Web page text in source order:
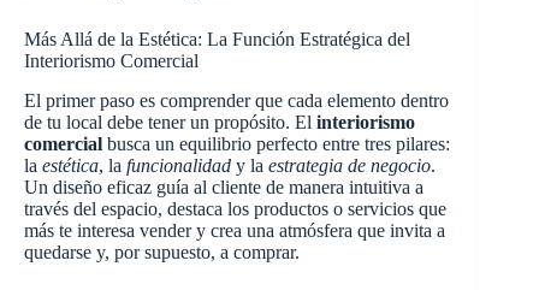
Más Allá de la Estética: La Función Estratégica del
Interiorismo Comercial
El primer paso es comprender que cada elemento dentro
de tu local debe tener un propósito. El interiorismo
comercial busca un equilibrio perfecto entre tres pilares:
la estética, la funcionalidad y la estrategia de negocio.
Un diseño eficaz guía al cliente de manera intuitiva a
través del espacio, destaca los productos o servicios que
más te interesa vender y crea una atmósfera que invita a
quedarse y, por supuesto, a comprar.